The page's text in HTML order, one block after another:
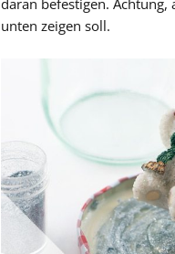
daran befestigen.
unten zeigen soll.